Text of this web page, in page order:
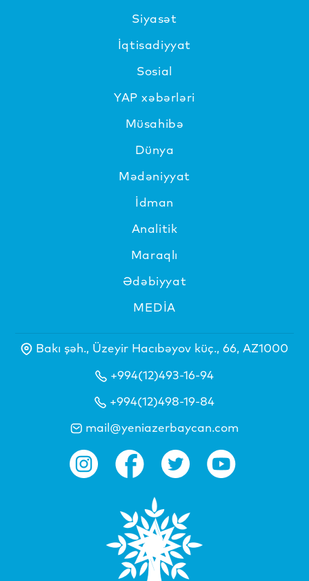
Siyasət
İqtisadiyyat
Sosial
YAP xəbərləri
Müsahibə
Dünya
Mədəniyyat
İdman
Analitik
Maraqlı
Ədəbiyyat
MEDİA
Bakı şəh., Üzeyir Hacıbəyov küç., 66, AZ1000
+994(12)493-16-94
+994(12)498-19-84
mail@yeniazerbaycan.com